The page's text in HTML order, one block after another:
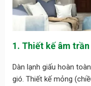
1. Thiết kế âm
Dàn lạnh giấu hoàn
gió. Thiết kế mỏng